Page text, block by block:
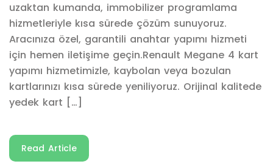
uzaktan kumanda, immobilizer programlama
hizmetleriyle kısa sürede çözüm sunuyoruz.
Aracınıza özel, garantili anahtar yapımı hizmeti
için hemen iletişime geçin.Renault Megane 4 kart
yapımı hizmetimizle, kaybolan veya bozulan
kartlarınızı kısa sürede yeniliyoruz. Orijinal kalitede
yedek kart […]
Read Article